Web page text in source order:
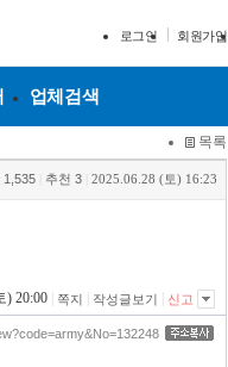
로그인 회원가입
업체검색
목록
1,535 추천 3 2025.06.28 (토) 16:23
) 20:00 쪽지 작성글보기 신고